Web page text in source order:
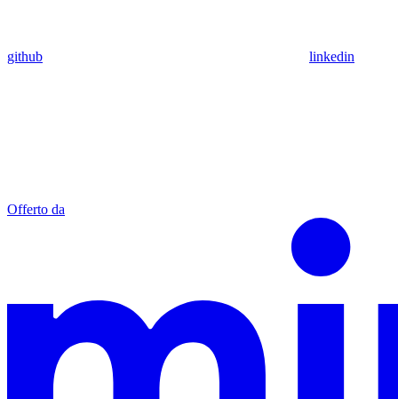
github linkedin
Offerto da